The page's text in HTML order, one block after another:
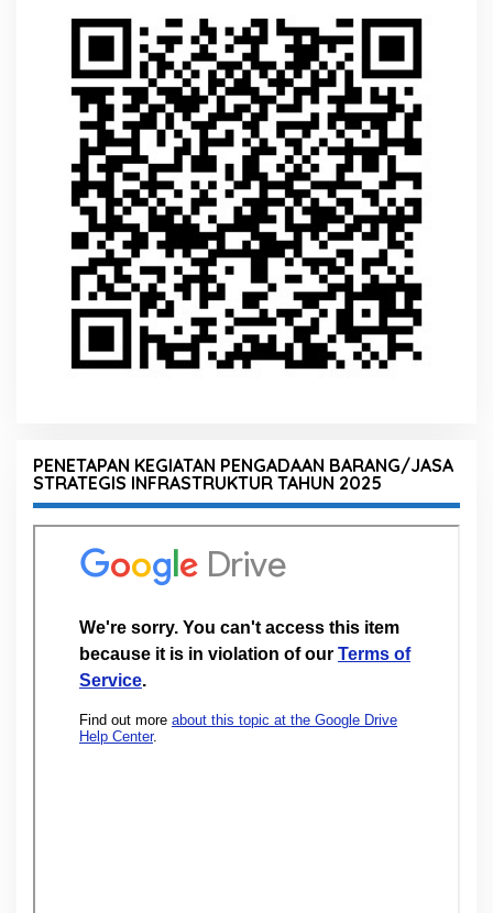
PENETAPAN KEGIATAN PENGADAAN BARANG/JASA
STRATEGIS INFRASTRUKTUR TAHUN 2025